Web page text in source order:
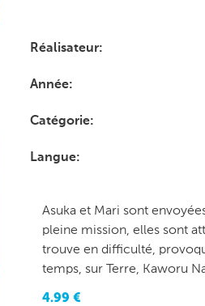
Réalisateur
Année
Catégorie
Langue
Asuka et Mari sont
pleine mission, elles sont
trouve en difficulté,
temps, sur Terre, Kaworu
4.99 €